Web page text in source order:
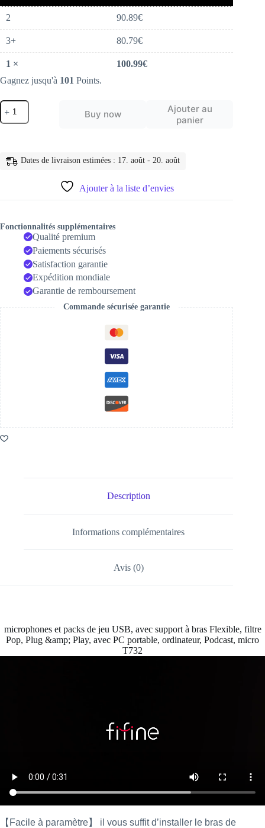
2 90.89€
3+ 80.79€
1 × 100.99€
Gagnez jusqu'à 101 Points.
quantité
de
microphones
jeu
Flexible
Buy now
Ajouter au
panier
Dates de livraison estimées : 17. août - 20. août
Ajouter à la liste d’envies
Fonctionnalités supplémentaires
Qualité premium
Paiements sécurisés
Satisfaction garantie
Expédition mondiale
Garantie de remboursement
Commande sécurisée garantie
Description
Informations complémentaires
Avis (0)
microphones et packs de jeu USB, avec support à bras Flexible, filtre
Pop, Plug &amp; Play, avec PC portable, ordinateur, Podcast, micro
T732
【Facile à paramètre】 il vous suffit d’installer le bras de